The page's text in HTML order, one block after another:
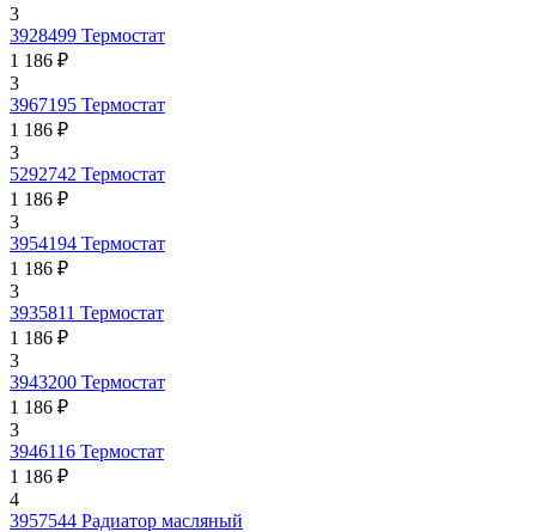
3
3928499 Термостат
1 186 ₽
3
3967195 Термостат
1 186 ₽
3
5292742 Термостат
1 186 ₽
3
3954194 Термостат
1 186 ₽
3
3935811 Термостат
1 186 ₽
3
3943200 Термостат
1 186 ₽
3
3946116 Термостат
1 186 ₽
4
3957544 Радиатор масляный